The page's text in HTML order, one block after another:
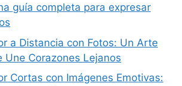
guía completa para expresar
a Distancia con Fotos: Un Arte
Une Corazones Lejanos
Cortas con Imágenes Emotivas: